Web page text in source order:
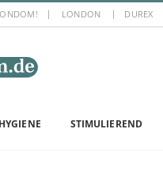
LONDON DUREX
HYGIENE STIMULIEREND